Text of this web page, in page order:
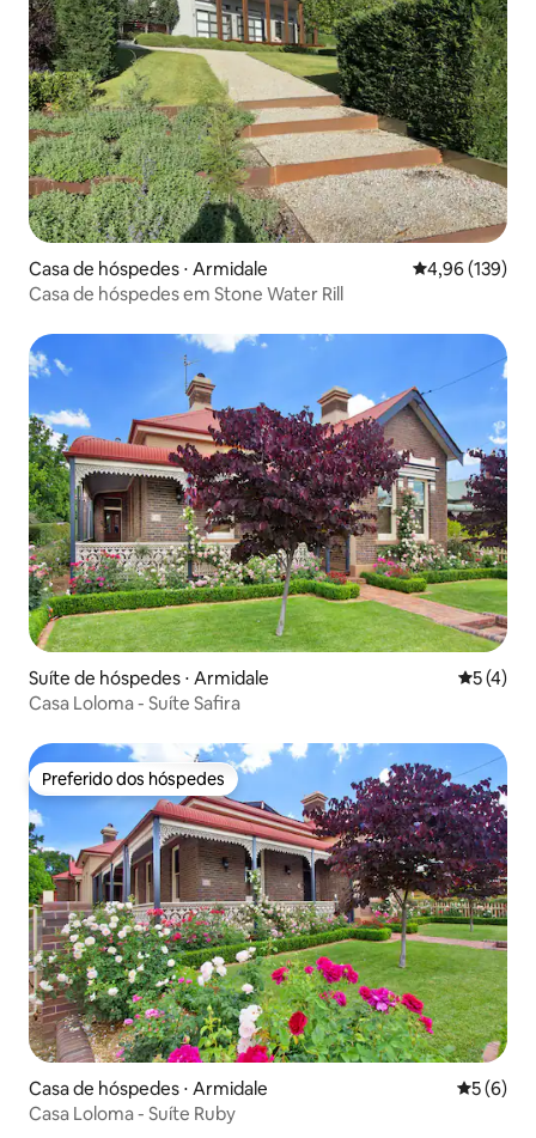
Casa de hóspedes ⋅ Armidale 4,96 de uma
4,96 (139)
Casa de hóspedes em Stone Water Rill
Suíte de hóspedes ⋅ Armidale 5 de
5 (4)
Casa Loloma - Suíte Safira
Preferido dos hóspedes
Preferido dos hóspedes
Casa de hóspedes ⋅ Armidale 5 de
5 (6)
Casa Loloma - Suíte Ruby